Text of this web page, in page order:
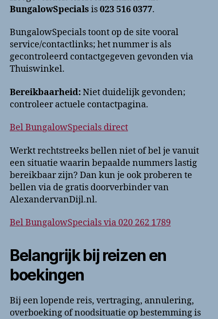
BungalowSpecials is023 516 0377.
BungalowSpecials toont op de site vooral
service/contactlinks; het nummer is als
gecontroleerd contactgegeven gevonden via
Thuiswinkel.
Bereikbaarheid:Niet duidelijk gevonden;
controleer actuele contactpagina.
Bel BungalowSpecials direct
Werkt rechtstreeks bellen niet of bel je vanuit
een situatie waarin bepaalde nummers lastig
bereikbaar zijn? Dan kun je ook proberen te
bellen via de gratis doorverbinder van
AlexandervanDijl.nl.
Bel BungalowSpecials via 020 262 1789
Belangrijk bij reizen en
boekingen
Bij een lopende reis, vertraging, annulering,
overboeking of noodsituatie op bestemming is